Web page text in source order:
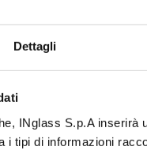
Dettagli
INglass S.p.A inserirà
i tipi di informazioni